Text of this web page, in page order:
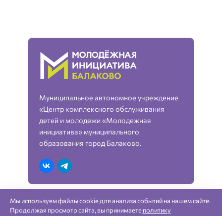
Муниципальное автономное учреждение
«Центр комплексного обслуживания
детей и молодежи «Молодежная
инициатива» муниципального
образования город Балаково.
«Молодежная инициатива» город Балаково —
Мы используем файлы cookie для анализа событий на нашем сайте.
Продолжая просмотр сайта, вы принимаетеполитику